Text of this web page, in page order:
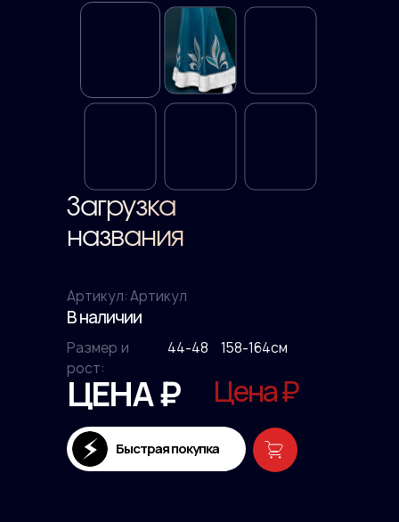
ЦЕНА ₽
Загрузка
названия
В наличии
Артикул
Артикул:
Размер и
рост:
44-48 158-164см
Быстрая покупка
Цена ₽